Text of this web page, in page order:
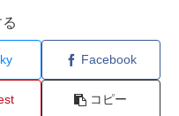
Facebook
コピー